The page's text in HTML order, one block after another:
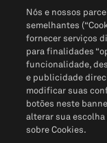
Política de Privacidade
Não Venda Minhas
Nós e nossos
semelhantes
fornecer serviços
para finalidades
funcionalidade,
e publicidade
modificar suas
botões neste
alterar sua
sobre Cookies.